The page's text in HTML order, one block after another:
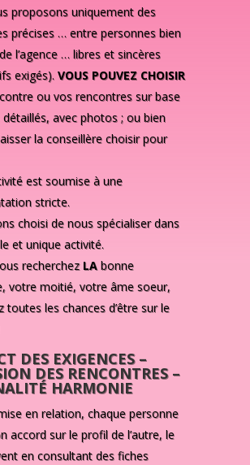
proposons uniquement des
précises … entre personnes bien
l’agence … libres et sincères
exigés). VOUS POUVEZ CHOISIR
ou vos rencontres sur base
avec photos ; ou bien
la conseillère choisir pour
est soumise à une
stricte.
choisi de nous spécialiser dans
et unique activité.
recherchez LAbonne
votre moitié, votre âme soeur,
toutes les chances d’être sur le
DES EXIGENCES –
DES RENCONTRES –
HARMONIE
en relation, chaque personne
accord sur le profil de l’autre, le
en consultant des fiches